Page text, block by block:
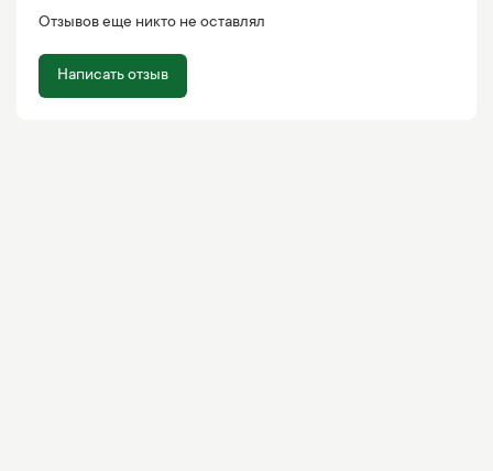
Отзывов еще никто не оставлял
Написать отзыв